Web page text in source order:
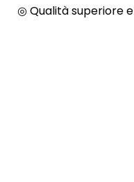
◎ Qualità superiore